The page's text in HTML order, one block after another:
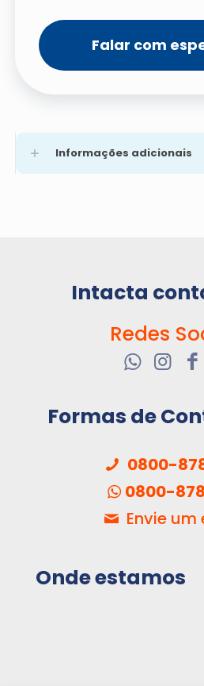
Falar com
Informações adicionais
Intacta
Redes
Formas de
0800-
0800-
Envie
Onde estamos